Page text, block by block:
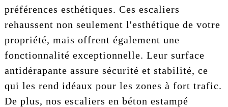
préférences esthétiques. Ces escaliers
rehaussent non seulement l'esthétique de votre
propriété, mais offrent également une
fonctionnalité exceptionnelle. Leur surface
antidérapante assure sécurité et stabilité, ce
qui les rend idéaux pour les zones à fort trafic.
De plus, nos escaliers en béton estampé